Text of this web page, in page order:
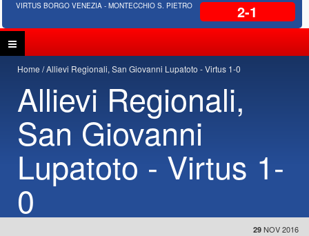
VIRTUS BORGO VENEZIA - MONTECCHIO S. PIETRO 2-1
Home Allievi Regionali, San Giovanni Lupatoto - Virtus 1-0
Allievi Regionali,
San Giovanni
Lupatoto - Virtus 1-
0
29 NOV 2016